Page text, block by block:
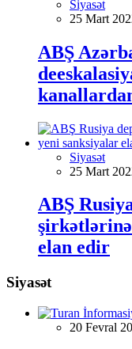
Siyasət
25 Mart
ABŞ
Siyasət
25 Mart
ABŞ
elan edir
Siyasət
20 Fevral